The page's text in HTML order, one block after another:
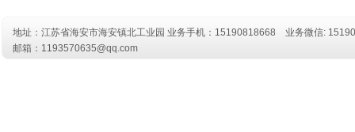
地址：江苏省海安市海安镇北工业园 业务手机：15190818668
业务微信:
邮箱：1193570635@qq.com